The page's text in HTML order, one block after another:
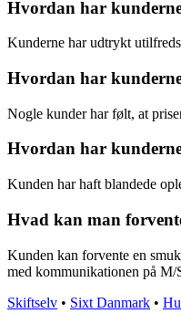
Hvordan har
Kunderne har udtrykt
Hvordan har
Nogle kunder har følt, at
Hvordan har
Kunden har haft blandede
Hvad kan man
Kunden kan forvente en
med kommunikationen på M/
Skiftselv • Sixt Danmark •